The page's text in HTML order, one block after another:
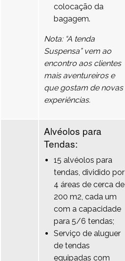
colocação da
bagagem.
Nota: “A tenda
Suspensa” vem ao
encontro aos clientes
mais aventureiros e
que gostam de novas
experiências.
Alvéolos para
Tendas:
15 alvéolos para
tendas, dividido por
4 áreas de cerca de
200 m2, cada um
com a capacidade
para 5/6 tendas;
Serviço de aluguer
de tendas
equipadas com